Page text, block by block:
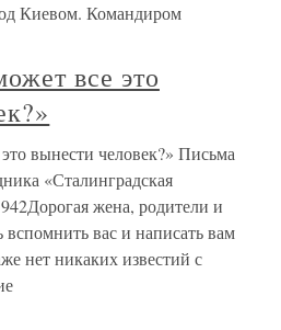
Киевом. Командиром
все это
вынести человек?» Письма
«Сталинградская
жена, родители и
вспомнить вас и написать вам
нет никаких известий с